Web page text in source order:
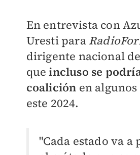
En entrevista con
Uresti para
dirigente nacional
queincluso se
coalición en
este 2024.
"Cada estado va a